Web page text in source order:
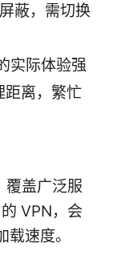
蔽，需切换
实际体验强
距离，繁忙
覆盖广泛服
VPN，会
速度。